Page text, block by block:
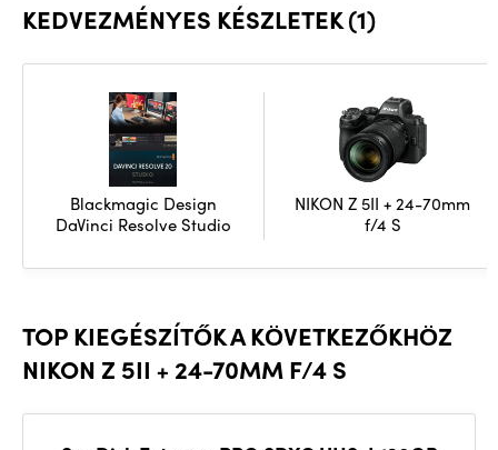
KEDVEZMÉNYES KÉSZLETEK (1)
Blackmagic Design
DaVinci Resolve Studio
NIKON Z 5II + 24-70mm
f/4 S
TOP KIEGÉSZÍTŐK A KÖVETKEZŐKHÖZ
NIKON Z 5II + 24-70MM F/4 S